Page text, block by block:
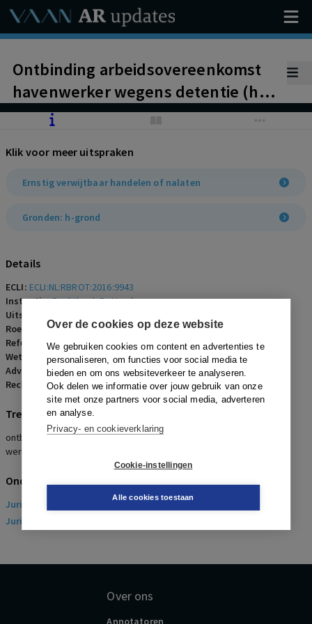
Over de cookies op deze website
We gebruiken cookies om content en advertenties te
personaliseren, om functies voor social media te
bieden en om ons websiteverkeer te analyseren.
Ook delen we informatie over jouw gebruik van onze
site met onze partners voor social media, adverteren
en analyse.
Privacy- en cookieverklaring
Cookie-instellingen
Alle cookies toestaan
Ontbinding arbeidsovereenkomst
havenwerker wegens detentie (h-
grond). Ernstig verwijtbaar
Klik voor meer uitspraken
Ernstig verwijtbaar handelen of nalaten
Gronden: h-grond
Details
ECLI: ECLI:NL:RBROT:2016:9943
Instantie:Rechtbank Rotterdam
Uitspraakdatum:
Roepnaam:DFDS Seaways B.V./werknemer
Referentienummer:AR-2017-0002
Wetsartikelen:7:669 lid 3 onderdeel h BW,7:671b BW, 7:673 BW
Advocaten:J.D. de Rooij en J. Kaldenberg
Rechters:J.W. Langeler
Trefwoorden
ontbinding, detentie, restgrond, ernstig verwijtbaar handelen
werknemer, geen transitievergoeding
Onderwerpen
Juridisch
> Arbeidsrecht
Juridisch
Over ons
Annotatoren